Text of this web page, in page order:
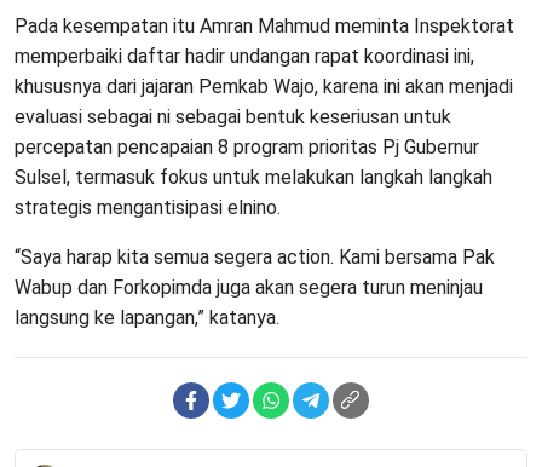
Pada kesempatan itu Amran Mahmud meminta Inspektorat
memperbaiki daftar hadir undangan rapat koordinasi ini,
khususnya dari jajaran Pemkab Wajo, karena ini akan menjadi
evaluasi sebagai ni sebagai bentuk keseriusan untuk
percepatan pencapaian 8 program prioritas Pj Gubernur
Sulsel, termasuk fokus untuk melakukan langkah langkah
strategis mengantisipasi elnino.
“Saya harap kita semua segera action. Kami bersama Pak
Wabup dan Forkopimda juga akan segera turun meninjau
langsung ke lapangan,” katanya.